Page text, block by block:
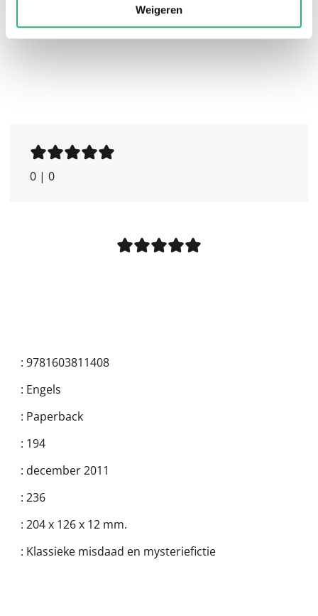
Weigeren
0 | 0
: 9781603811408
: Engels
: Paperback
: 194
: december 2011
: 236
: 204 x 126 x 12 mm.
: Klassieke misdaad en mysteriefictie